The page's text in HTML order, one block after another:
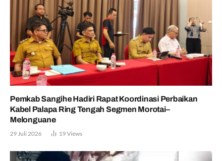
Pemkab Sangihe Hadiri Rapat Koordinasi Perbaikan
Kabel Palapa Ring Tengah Segmen Morotai–
Melonguane
29 Juli 2026 19Views